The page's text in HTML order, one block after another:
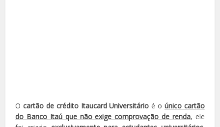
Ocartão de crédito Itaucard Universitário é o único cartão
do Banco Itaú que não exige comprovação de renda, ele